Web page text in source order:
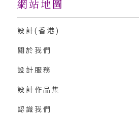
網站地圖
設計(香港)
關於我們
設計服務
設計作品集
認識我們